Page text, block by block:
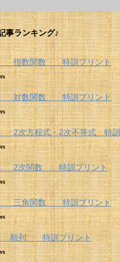
事ランキング♪
指数関数 特訓プリント
対数関数 特訓プリント
次方程式・2次不等式 特訓
2次関数 特訓プリント
三角関数 特訓プリント
順列 特訓プリント